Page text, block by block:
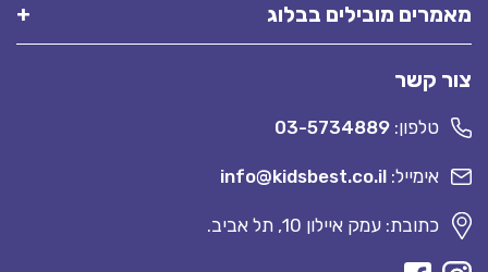
מאמרים מובילים בבלוג
צור קשר
טלפון: 03-5734889
אימייל: info@kidsbest.co.il
כתובת: עמק איילון 10, תל אביב.